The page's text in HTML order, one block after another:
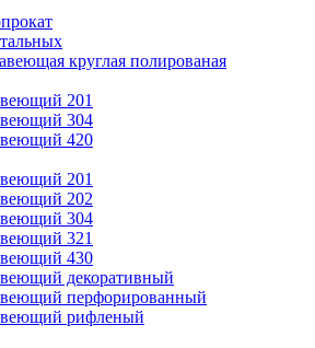
круглая полированая
201
304
420
201
202
304
321
430
декоративный
перфорированный
рифленый